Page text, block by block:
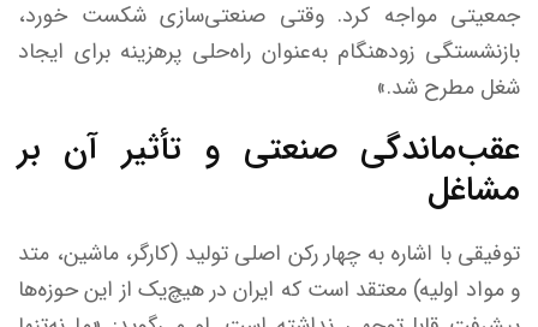
جمعیتی مواجه کرد. وقتی صنعتی‌سازی شکست خورد،
بازنشستگی زودهنگام به‌عنوان راه‌حلی پرهزینه برای ایجاد
شغل مطرح شد.»
عقب‌ماندگی صنعتی و تأثیر آن بر
مشاغل
توفیقی با اشاره به چهار رکن اصلی تولید (کارگر، ماشین، متد
و مواد اولیه) معتقد است که ایران در هیچ‌یک از این حوزه‌ها